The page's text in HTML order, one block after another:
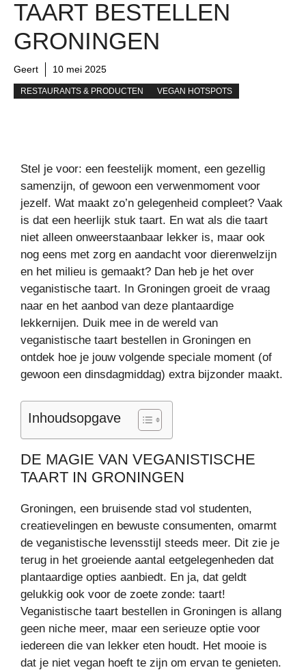
TAART BESTELLEN
GRONINGEN
Geert 10 mei 2025
RESTAURANTS & PRODUCTEN VEGAN HOTSPOTS
Stel je voor: een feestelijk moment, een gezellig
samenzijn, of gewoon een verwenmoment voor
jezelf. Wat maakt zo’n gelegenheid compleet? Vaak
is dat een heerlijk stuk taart. En wat als die taart
niet alleen onweerstaanbaar lekker is, maar ook
nog eens met zorg en aandacht voor dierenwelzijn
en het milieu is gemaakt? Dan heb je het over
veganistische taart. In Groningen groeit de vraag
naar en het aanbod van deze plantaardige
lekkernijen. Duik mee in de wereld van
veganistische taart bestellen in Groningen en
ontdek hoe je jouw volgende speciale moment (of
gewoon een dinsdagmiddag) extra bijzonder maakt.
Inhoudsopgave
DE MAGIE VAN VEGANISTISCHE
TAART IN GRONINGEN
Groningen, een bruisende stad vol studenten,
creatievelingen en bewuste consumenten, omarmt
de veganistische levensstijl steeds meer. Dit zie je
terug in het groeiende aantal eetgelegenheden dat
plantaardige opties aanbiedt. En ja, dat geldt
gelukkig ook voor de zoete zonde: taart!
Veganistische taart bestellen in Groningen is allang
geen niche meer, maar een serieuze optie voor
iedereen die van lekker eten houdt. Het mooie is
dat je niet vegan hoeft te zijn om ervan te genieten.